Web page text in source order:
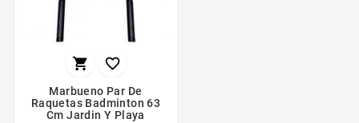
 
Marbueno Par De
Raquetas Badminton 63
Cm Jardin Y Playa